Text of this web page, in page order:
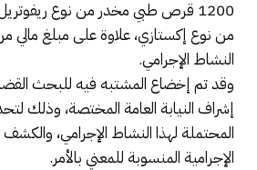
من نوع إكستازي، علاوة على مبلغ
النشاط الإجرامي.
وقد تم إخضاع المشتبه فيه للبحث
إشراف النيابة العامة المختصة، وذلك
المحتملة لهذا النشاط الإجرامي،
الإجرامية المنسوبة للمعني بالأمر.